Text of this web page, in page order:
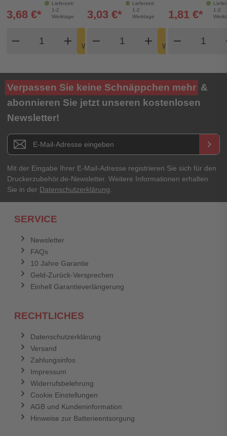
Lieferzeit:
1-2
Werktage
3,68 €*
remove add
Warenkorb
shopping_cart
Lieferzeit:
1-2
Werktage
3,03 €*
remove add
Warenkorb
shopping_cart
1-2
1,81 €*
remove
Verpassen Sie keine Schnäppchen mehr &
abonnieren Sie jetzt unseren kostenlosen
Newsletter!
Newsletter E-Mail Adresse keyboard_arrow_right
Mit der Eingabe Ihrer E-Mail-Adresse registrieren Sie sich für den
Druckerzubehör.de-Newsletter. Weitere Informationen erhalten
Sie in der Datenschutzerklärung
SERVICE
Newsletter
FAQs
10 Jahre Garantie
Geld-Zurück-Versprechen
Einhell Garantieverlängerung
RECHTLICHES
Datenschutzerklärung
Versand
Zahlungsinfos
Impressum
Widerrufsbelehrung
Cookie Einstellungen
AGB und Kundeninformation
Hinweise zur Batterieentsorgung